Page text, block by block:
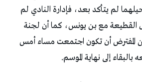
لم يتأكد بعد، فإدارة النادي لم
مع بن يونس، كما أن لجنة
من المفترض أن تكون اجتمعت مساء أمس
إلى نهاية الموسم.